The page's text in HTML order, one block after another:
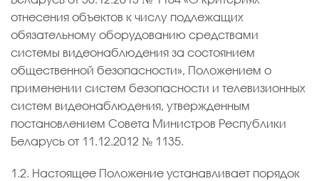
отнесения объектов к числу подлежащих
обязательному оборудованию средствами
системы видеонаблюдения за состоянием
общественной безопасности», Положением о
применении систем безопасности и телевизионных
систем видеонаблюдения, утвержденным
постановлением Совета Министров Республики
Беларусь от 11.12.2012 № 1135.
1.2. Настоящее Положение устанавливает порядок